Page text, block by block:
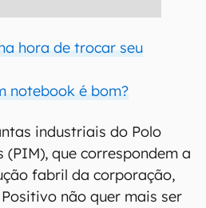
hora de trocar seu
notebook é bom?
industriais do Polo
que correspondem a
fabril da corporação,
não quer mais ser